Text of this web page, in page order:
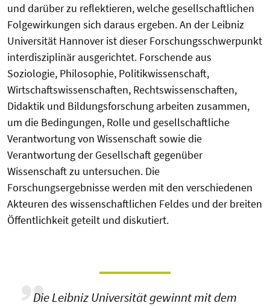
und darüber zu reflektieren, welche gesellschaftlichen
Folgewirkungen sich daraus ergeben. An der Leibniz
Universität Hannover ist dieser Forschungsschwerpunkt
interdisziplinär ausgerichtet. Forschende aus
Soziologie, Philosophie, Politikwissenschaft,
Wirtschaftswissenschaften, Rechtswissenschaften,
Didaktik und Bildungsforschung arbeiten zusammen,
um die Bedingungen, Rolle und gesellschaftliche
Verantwortung von Wissenschaft sowie die
Verantwortung der Gesellschaft gegenüber
Wissenschaft zu untersuchen. Die
Forschungsergebnisse werden mit den verschiedenen
Akteuren des wissenschaftlichen Feldes und der breiten
Öffentlichkeit geteilt und diskutiert.
Die Leibniz Universität gewinnt mit dem